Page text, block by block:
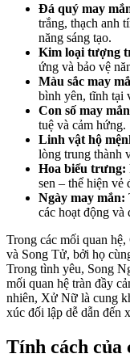
Đá quý may
trắng, thạch anh
năng sáng tạo.
Kim loại tượng
ứng và bảo vệ
Màu sắc may
bình yên, tĩnh tại
Con số may
tuệ và cảm hứng.
Linh vật hộ
lòng trung thành
Hoa biểu trưng:
sen – thể hiện vẻ
Ngày may mắn:
các hoạt động và
Trong các mối quan
và Song Tử, bởi họ
Trong tình yêu, Song
mối quan hệ tràn đầy
nhiên, Xử Nữ là cung
xúc đối lập dễ dẫn đến
Tính cách của